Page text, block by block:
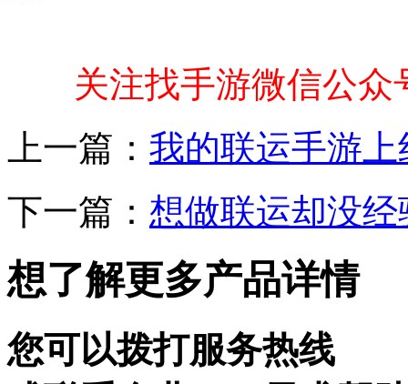
关注找手游微信公
上一篇： 我的联运手游
下一篇： 想做联运却没
想了解更多产品详情
您可以拨打服务热线